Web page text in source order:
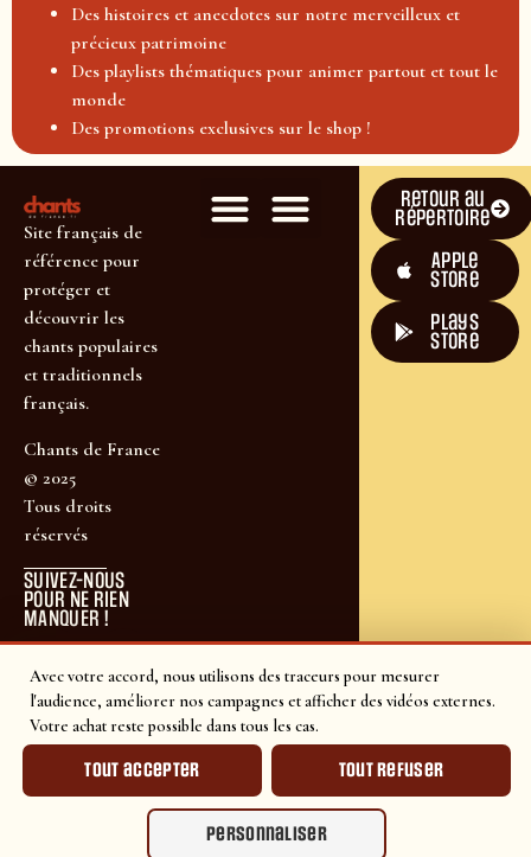
Avec votre accord, nous utilisons des traceurs pour mesurer
l'audience, améliorer nos campagnes et afficher des vidéos externes.
Votre achat reste possible dans tous les cas.
Tout accepter Tout refuser
Personnaliser
Des histoires et anecdotes sur notre merveilleux et
précieux patrimoine
Des playlists thématiques pour animer partout et tout le
monde
Des promotions exclusives sur le shop !
Site français de
référence pour
protéger et
découvrir les
chants populaires
et traditionnels
français.
Chants de France
© 2025
Tous droits
réservés
SUIVEZ-NOUS
POUR NE RIEN
MANQUER !
Retour au
répertoire
Apple
Store
plays
store